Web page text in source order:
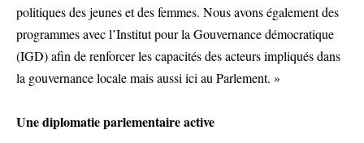
politiques des jeunes et des femmes. Nous avons également des
programmes avec l’Institut pour la Gouvernance démocratique
(IGD) afin de renforcer les capacités des acteurs impliqués dans
la gouvernance locale mais aussi ici au Parlement. »
Une diplomatie parlementaire active